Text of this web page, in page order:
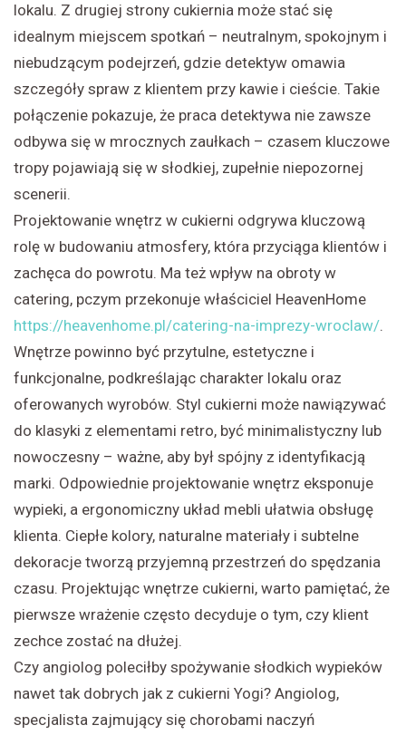
lokalu. Z drugiej strony cukiernia może stać się
idealnym miejscem spotkań – neutralnym, spokojnym i
niebudzącym podejrzeń, gdzie detektyw omawia
szczegóły spraw z klientem przy kawie i cieście. Takie
połączenie pokazuje, że praca detektywa nie zawsze
odbywa się w mrocznych zaułkach – czasem kluczowe
tropy pojawiają się w słodkiej, zupełnie niepozornej
scenerii.
Projektowanie wnętrz w cukierni odgrywa kluczową
rolę w budowaniu atmosfery, która przyciąga klientów i
zachęca do powrotu. Ma też wpływ na obroty w
catering, pczym przekonuje właściciel HeavenHome
https://heavenhome.pl/catering-na-imprezy-wroclaw/.
Wnętrze powinno być przytulne, estetyczne i
funkcjonalne, podkreślając charakter lokalu oraz
oferowanych wyrobów. Styl cukierni może nawiązywać
do klasyki z elementami retro, być minimalistyczny lub
nowoczesny – ważne, aby był spójny z identyfikacją
marki. Odpowiednie projektowanie wnętrz eksponuje
wypieki, a ergonomiczny układ mebli ułatwia obsługę
klienta. Ciepłe kolory, naturalne materiały i subtelne
dekoracje tworzą przyjemną przestrzeń do spędzania
czasu. Projektując wnętrze cukierni, warto pamiętać, że
pierwsze wrażenie często decyduje o tym, czy klient
zechce zostać na dłużej.
Czy angiolog poleciłby spożywanie słodkich wypieków
nawet tak dobrych jak z cukierni Yogi? Angiolog,
specjalista zajmujący się chorobami naczyń